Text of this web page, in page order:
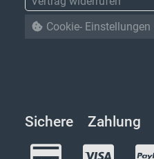
Sichere Zahlung
Cookie- Einstellungen